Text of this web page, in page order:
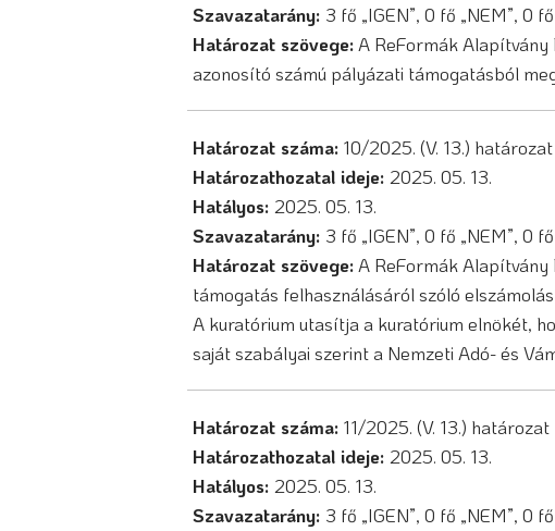
Szavazatarány: 3 fő „IGEN”, 0 fő „NEM”, 0
Határozat szövege: A ReFormák
azonosító számú pályázati támogatásból
Határozat száma: 10/2025. (V. 13.) határozat
Határozathozatal ideje: 2025. 05. 13.
Hatályos: 2025. 05. 13.
Szavazatarány: 3 fő „IGEN”, 0 fő „NEM”, 0
Határozat szövege: A ReFormák
támogatás felhasználásáról szóló
A kuratórium utasítja a kuratórium elnökét,
saját szabályai szerint a Nemzeti Adó- és
Határozat száma: 11/2025. (V. 13.) határozat
Határozathozatal ideje: 2025. 05. 13.
Hatályos: 2025. 05. 13.
Szavazatarány: 3 fő „IGEN”, 0 fő „NEM”, 0